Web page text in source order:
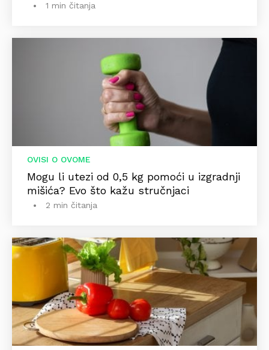
1 min čitanja
OVISI O OVOME
Mogu li utezi od 0,5 kg pomoći u izgradnji
mišića? Evo što kažu stručnjaci
2 min čitanja